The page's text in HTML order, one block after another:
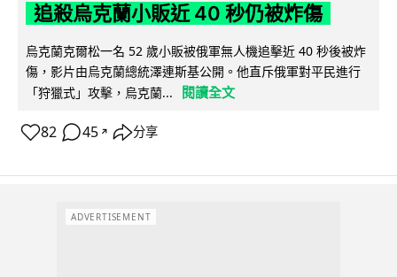
追殺烏克蘭小販近 40 秒仍被炸傷
烏克蘭克爾松一名 52 歲小販被俄軍無人機追擊近 40 秒後被炸
傷，影片由烏克蘭總統澤連斯基公開。他直斥俄軍對平民進行
「狩獵式」攻擊，烏克蘭...
閱讀全文
82 45 ↗ 分享
ADVERTISEMENT